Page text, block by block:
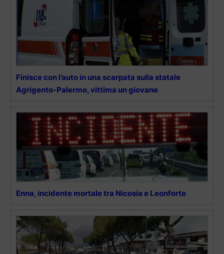
Finisce con l’auto in una scarpata sulla statale
Agrigento-Palermo, vittima un giovane
Enna, incidente mortale tra Nicosia e Leonforte